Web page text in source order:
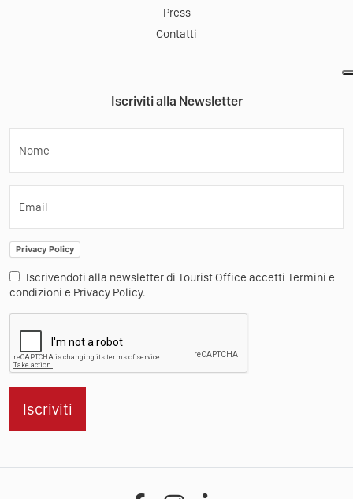
Press
Contatti
Iscriviti alla Newsletter
Nome
Email
Privacy Policy
Iscrivendoti alla newsletter di Tourist Office accetti Termini e
condizioni e Privacy Policy.
Iscriviti